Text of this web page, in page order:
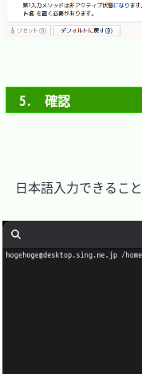
5.　確認
日本語入力できるこ